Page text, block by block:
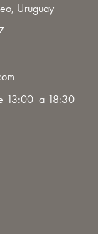
Uruguay
13:00 a 18:30